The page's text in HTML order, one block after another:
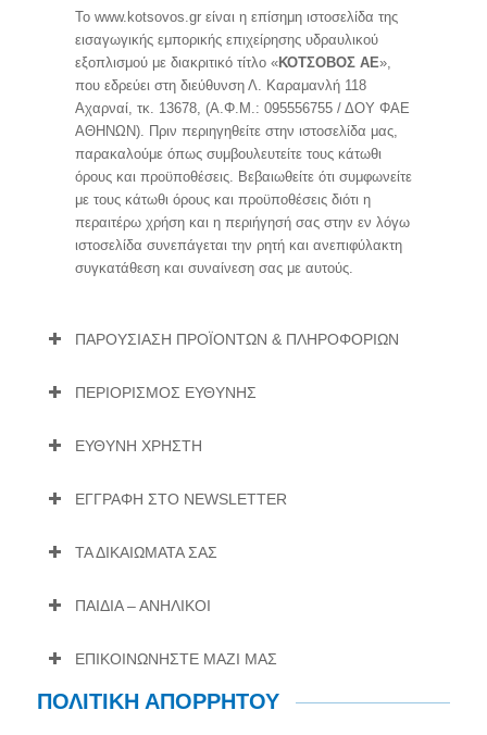
Το www.kotsovos.gr είναι η επίσημη ιστοσελίδα της
εισαγωγικής εμπορικής επιχείρησης υδραυλικού
εξοπλισμού με διακριτικό τίτλο «ΚΟΤΣΟΒΟΣ ΑΕ»,
που εδρεύει στη διεύθυνση Λ. Καραμανλή 118
Αχαρναί, τκ. 13678, (Α.Φ.Μ.: 095556755 / ΔΟΥ ΦΑΕ
ΑΘΗΝΩΝ). Πριν περιηγηθείτε στην ιστοσελίδα μας,
παρακαλούμε όπως συμβουλευτείτε τους κάτωθι
όρους και προϋποθέσεις. Βεβαιωθείτε ότι συμφωνείτε
με τους κάτωθι όρους και προϋποθέσεις διότι η
περαιτέρω χρήση και η περιήγησή σας στην εν λόγω
ιστοσελίδα συνεπάγεται την ρητή και ανεπιφύλακτη
συγκατάθεση και συναίνεση σας με αυτούς.
ΠΑΡΟΥΣΙΑΣΗ ΠΡΟΪΟΝΤΩΝ & ΠΛΗΡΟΦΟΡΙΩΝ
ΠΕΡΙΟΡΙΣΜΟΣ ΕΥΘΥΝΗΣ
ΕΥΘΥΝΗ ΧΡΗΣΤΗ
ΕΓΓΡΑΦΗ ΣΤΟ NEWSLETTER
ΤΑ ΔΙΚΑΙΩΜΑΤΑ ΣΑΣ
ΠΑΙΔΙΑ – ΑΝΗΛΙΚΟΙ
ΕΠΙΚΟΙΝΩΝΗΣΤΕ ΜΑΖΙ ΜΑΣ
ΠΟΛΙΤΙΚΗ ΑΠΟΡΡΗΤΟΥ